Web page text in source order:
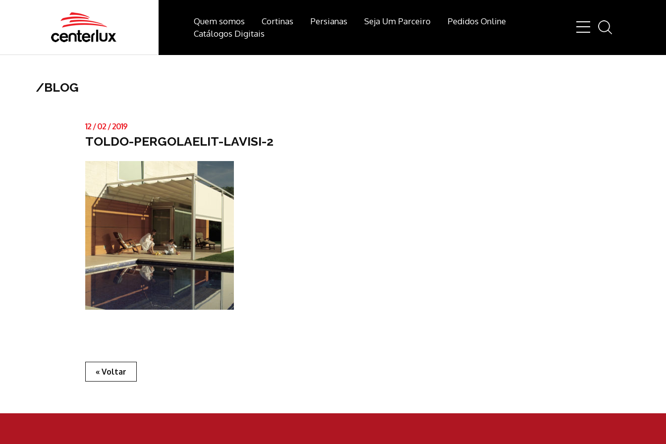
Quem somos Cortinas Persianas Seja Um Parceiro
Pedidos Online
Catálogos Digitais
/BLOG
12 /02 /2019
TOLDO-PERGOLAELIT-LAVISI-2
« Voltar